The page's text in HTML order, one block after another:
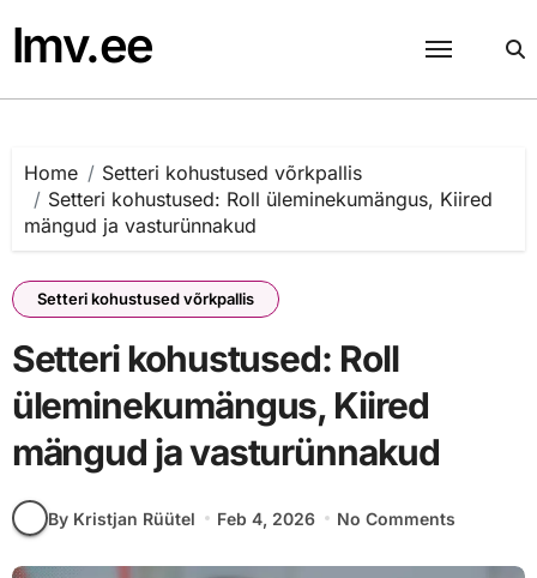
content
lmv.ee
Home
Setteri kohustused võrkpallis
Setteri kohustused: Roll üleminekumängus, Kiired
mängud ja vasturünnakud
Setteri kohustused võrkpallis
Setteri kohustused: Roll
üleminekumängus, Kiired
mängud ja vasturünnakud
By Kristjan Rüütel Feb 4, 2026 No Comments